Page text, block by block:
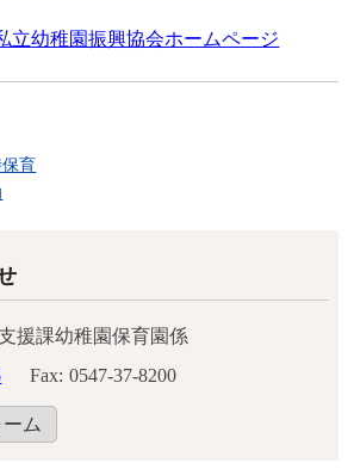
立幼稚園振興協会ホームページ
育
援課幼稚園保育園係
Fax: 0547-37-8200
ム